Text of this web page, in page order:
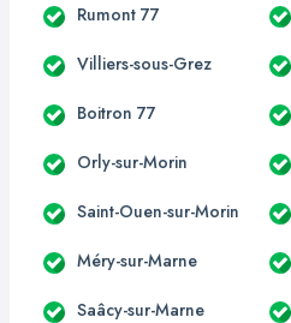
Rumont 77
Villiers-sous-Grez
Boitron 77
Orly-sur-Morin
Saint-Ouen-sur-Morin
Méry-sur-Marne
Saâcy-sur-Marne